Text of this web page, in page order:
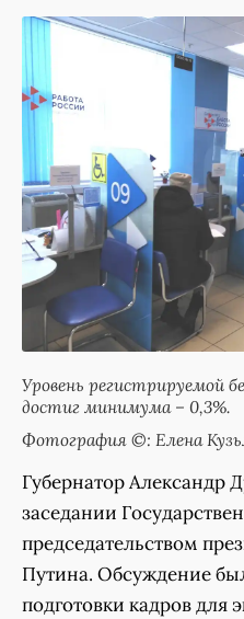
Уровень регистрируемой
достиг минимума – 0,3%.
Фотография ©: Елена
Губернатор Александр
заседании
председательством
Путина. Обсуждение
подготовки кадров для